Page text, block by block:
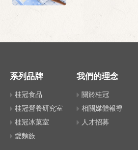
系列品牌
桂冠食品
桂冠營養研究室
桂冠冰菓室
愛麵族
我們的理念
關於桂冠
相關媒體報導
人才招募